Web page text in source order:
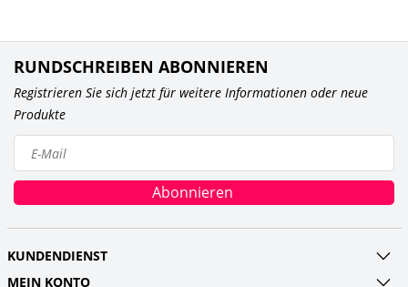
RUNDSCHREIBEN ABONNIEREN
Registrieren Sie sich jetzt für weitere Informationen oder neue
Produkte
Abonnieren
KUNDENDIENST
MEIN KONTO